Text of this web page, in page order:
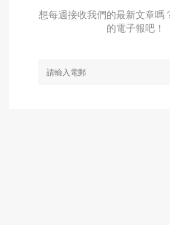
想每週接收我們的最新文章嗎
的電子報吧！